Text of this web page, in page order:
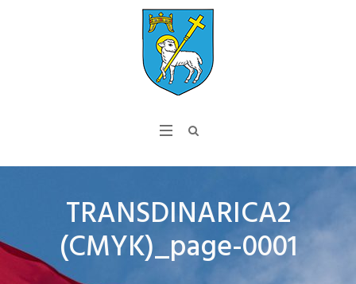
TRANSDINARICA2
(CMYK)_page-0001